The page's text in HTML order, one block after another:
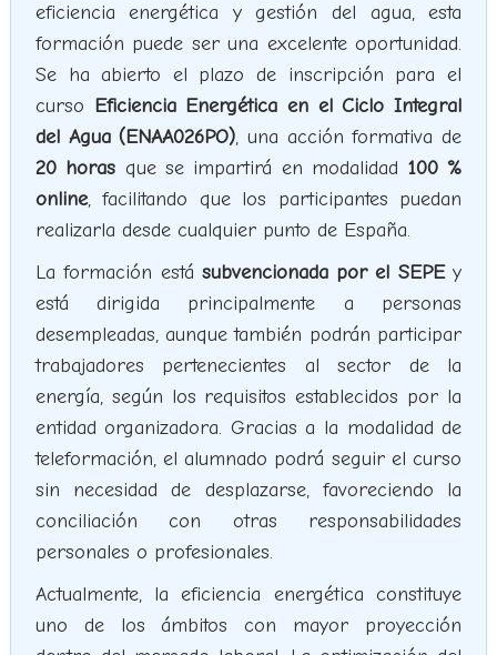
eficiencia energética y gestión del agua, esta
formación puede ser una excelente oportunidad.
Se ha abierto el plazo de inscripción para el
curso Eficiencia Energética en el Ciclo Integral
del Agua (ENAA026PO), una acción formativa de
20 horas que se impartirá en modalidad 100 %
online, facilitando que los participantes puedan
realizarla desde cualquier punto de España.
La formación está subvencionada por el SEPEy
está dirigida principalmente a personas
desempleadas, aunque también podrán participar
trabajadores pertenecientes al sector de la
energía, según los requisitos establecidos por la
entidad organizadora. Gracias a la modalidad de
teleformación, el alumnado podrá seguir el curso
sin necesidad de desplazarse, favoreciendo la
conciliación con otras responsabilidades
personales o profesionales.
Actualmente, la eficiencia energética constituye
uno de los ámbitos con mayor proyección